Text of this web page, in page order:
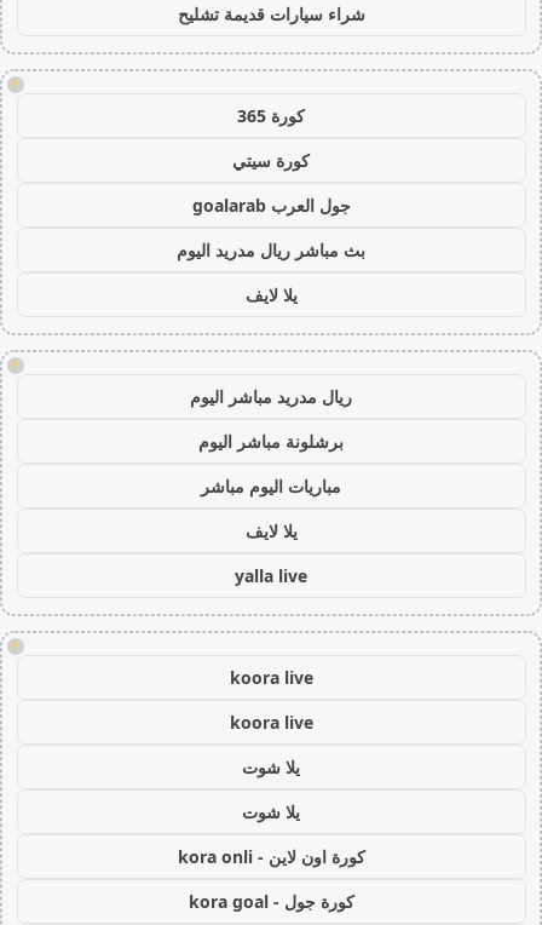
شراء سيارات قديمة تشليح
!
كورة 365
كورة سيتي
جول العرب goalarab
بث مباشر ريال مدريد اليوم
يلا لايف
!
ريال مدريد مباشر اليوم
برشلونة مباشر اليوم
مباريات اليوم مباشر
يلا لايف
yalla live
!
koora live
koora live
يلا شوت
يلا شوت
كورة اون لاين - kora onli
كورة جول - kora goal